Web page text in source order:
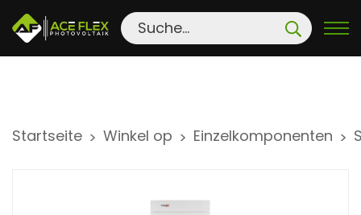
Startseite > Winkel op > Einzelkomponenten >